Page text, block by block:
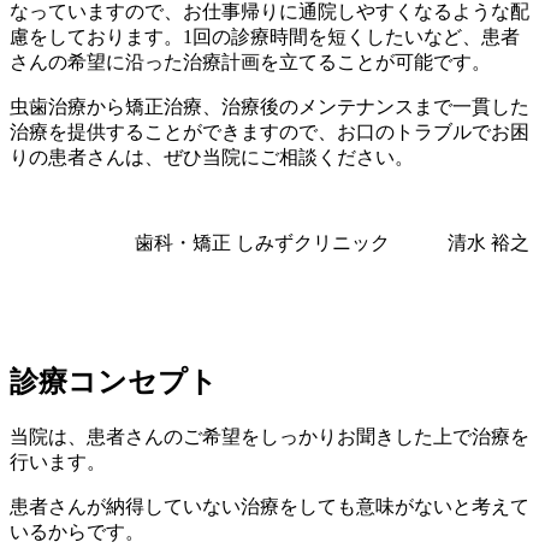
なっていますので、お仕事帰りに通院しやすくなるような配
慮をしております。1回の診療時間を短くしたいなど、患者
さんの希望に沿った治療計画を立てることが可能です。
虫歯治療から矯正治療、治療後のメンテナンスまで一貫した
治療を提供することができますので、お口のトラブルでお困
りの患者さんは、ぜひ当院にご相談ください。
歯科・矯正 しみずクリニック 清水 裕之
診療コンセプト
当院は、患者さんのご希望をしっかりお聞きした上で治療を
行います。
患者さんが納得していない治療をしても意味がないと考えて
いるからです。